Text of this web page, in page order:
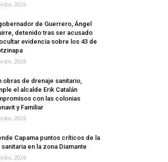
2026
de Guerrero, Ángel
detenido tras ser acusado
evidencia sobre los 43 de
2026
obras de drenaje sanitario,
el alcalde Erik Catalán
con las colonias
y Familiar
2026
Capama puntos críticos de la
en la zona Diamante
2026